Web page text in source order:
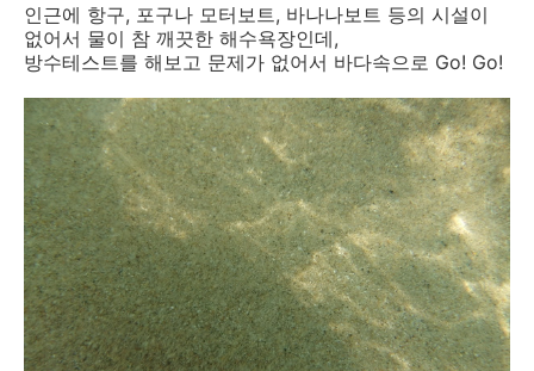
인근에 항구, 포구나 모터보트, 바나나보트 등의 시설이
없어서 물이 참 깨끗한 해수욕장인데,
방수테스트를 해보고 문제가 없어서 바다속으로 Go! Go!